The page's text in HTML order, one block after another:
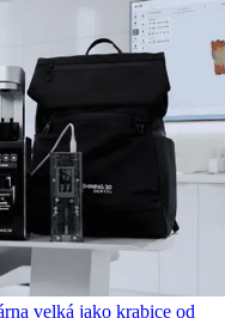
velká jako krabice od